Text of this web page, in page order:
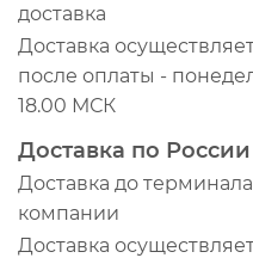
доставка
Доставка
после оплаты -
18.00 МСК
Доставка по России
Доставка до
компании
Доставка